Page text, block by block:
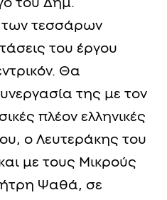
του Δημ.
των τεσσάρων
του έργου
Θα
της με τον
πλέον ελληνικές
ο Λευτεράκης του
με τους Μικρούς
Ψαθά, σε